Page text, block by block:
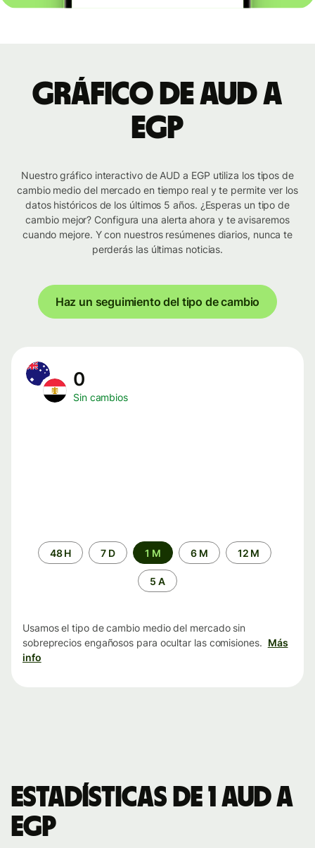
Gráfico de AUD a
EGP
Nuestro gráfico interactivo de AUD a EGP utiliza los tipos de
cambio medio del mercado en tiempo real y te permite ver los
datos históricos de los últimos 5 años. ¿Esperas un tipo de
cambio mejor? Configura una alerta ahora y te avisaremos
cuando mejore. Y con nuestros resúmenes diarios, nunca te
perderás las últimas noticias.
Haz un seguimiento del tipo de cambio
0
Sin cambios
Periodo48 H 7 D 1 M 6 M 12 M
5 A
Usamos el tipo de cambio medio del mercado sin
sobreprecios engañosos para ocultar las comisiones. Más
info
Estadísticas de 1 AUD a
EGP